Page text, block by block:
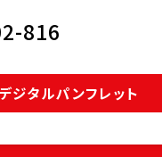
816
デジタルパンフレット